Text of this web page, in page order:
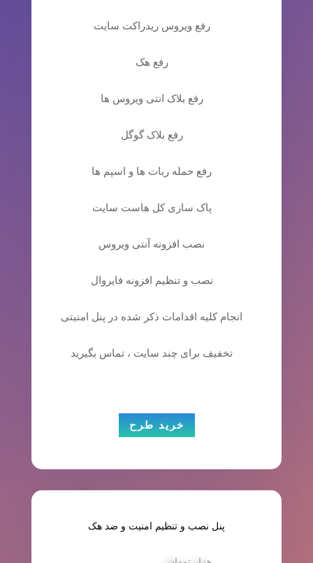
رفع ویروس ریدراکت سایت
رفع هک
رفع بلاک انتی ویروس ها
رفع بلاک گوگل
رفع حمله ربات ها و اسپم ها
پاک سازی کل هاست سایت
نصب افزونه آنتی ویروس
نصب و تنظیم افزونه فایروال
انجام کلیه اقدامات ذکر شده در پنل امنیتی
تخفیف برای چند سایت ، تماس بگیرید
خرید طرح
پنل نصب و تنظیم امنیت و ضد هک